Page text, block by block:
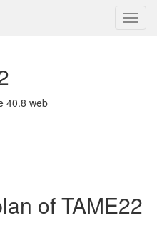
40.8 web
of TAME22